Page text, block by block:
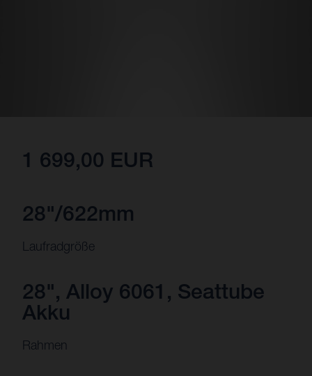
1 699,00 EUR
28"/622mm
Laufradgröße
28", Alloy 6061, Seattube
Akku
Rahmen